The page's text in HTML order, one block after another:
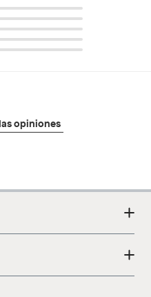
opiniones